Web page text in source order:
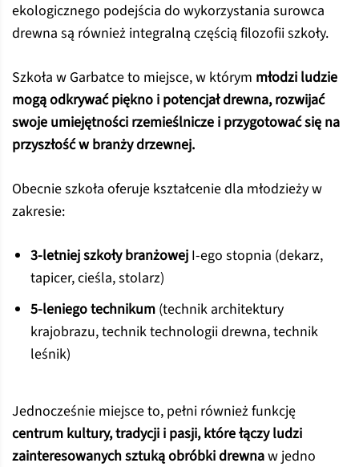
ekologicznego podejścia do wykorzystania surowca
drewna są również integralną częścią filozofii szkoły.
Szkoła w Garbatce to miejsce, w którym młodzi ludzie
mogą odkrywać piękno i potencjał drewna, rozwijać
swoje umiejętności rzemieślnicze i przygotować się na
przyszłość w branży drzewnej.
Obecnie szkoła oferuje kształcenie dla młodzieży w
zakresie:
3-letniej szkoły branżowej I-ego stopnia (dekarz,
tapicer, cieśla, stolarz)
5-leniego technikum (technik architektury
krajobrazu, technik technologii drewna, technik
leśnik)
Jednocześnie miejsce to, pełni również funkcję
centrum kultury, tradycji i pasji, które łączy ludzi
zainteresowanych sztuką obróbki drewnaw jedno